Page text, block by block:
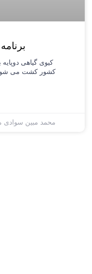
کیوی گیاهی
کشور کشت می شود.
محمد مبین سوادی